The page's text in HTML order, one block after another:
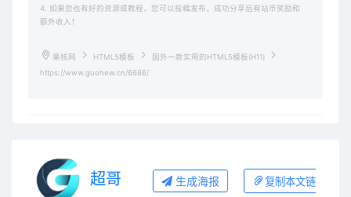
4. 如果您也有好的资源或教程，您可以投稿发布，成功分享后有站币奖励和
额外收入！
果核网 HTML5模板
国外一款实用的HTML5模板(H11)
https://www.guohew.cn/6686/
超哥 生成海报 复制本文链接